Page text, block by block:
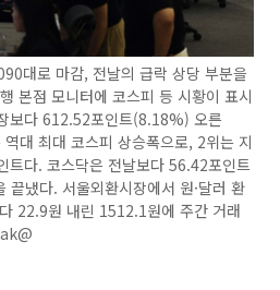
대로 마감, 전날의 급락 상당 부분을
본점 모니터에 코스피 등 시황이 표시
보다 612.52포인트(8.18%) 오른
대 최대 코스피 상승폭으로, 2위는 지
트다. 코스닥은 전날보다 56.42포인트
냈다. 서울외환시장에서 원·달러 환
22.9원 내린 1512.1원에 주간 거래